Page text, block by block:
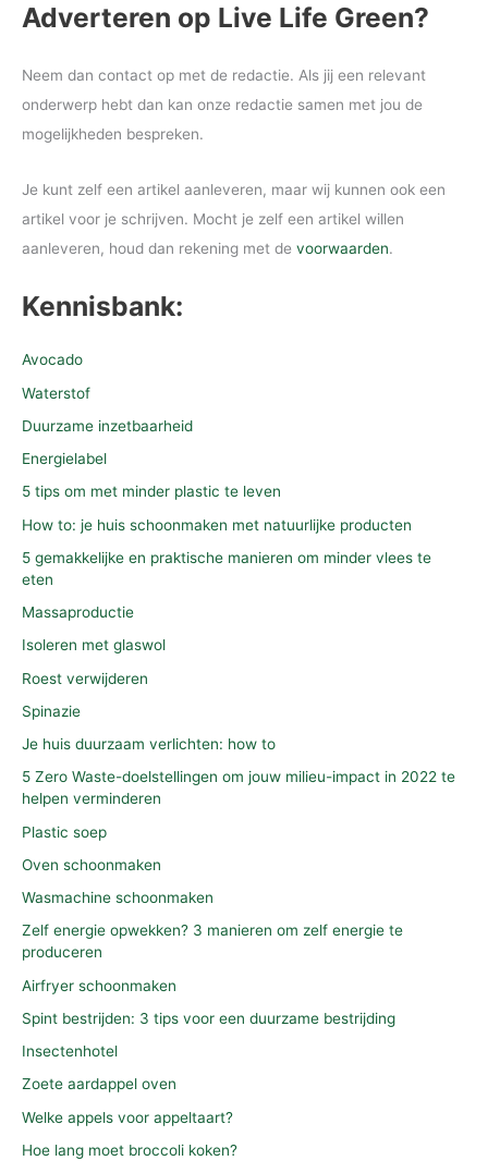
Adverteren op Live Life Green?
Neem dan contact op met de redactie. Als jij een relevant
onderwerp hebt dan kan onze redactie samen met jou de
mogelijkheden bespreken.
Je kunt zelf een artikel aanleveren, maar wij kunnen ook een
artikel voor je schrijven. Mocht je zelf een artikel willen
aanleveren, houd dan rekening met de voorwaarden.
Kennisbank:
Avocado
Waterstof
Duurzame inzetbaarheid
Energielabel
5 tips om met minder plastic te leven
How to: je huis schoonmaken met natuurlijke producten
5 gemakkelijke en praktische manieren om minder vlees te
eten
Massaproductie
Isoleren met glaswol
Roest verwijderen
Spinazie
Je huis duurzaam verlichten: how to
5 Zero Waste-doelstellingen om jouw milieu-impact in 2022 te
helpen verminderen
Plastic soep
Oven schoonmaken
Wasmachine schoonmaken
Zelf energie opwekken? 3 manieren om zelf energie te
produceren
Airfryer schoonmaken
Spint bestrijden: 3 tips voor een duurzame bestrijding
Insectenhotel
Zoete aardappel oven
Welke appels voor appeltaart?
Hoe lang moet broccoli koken?